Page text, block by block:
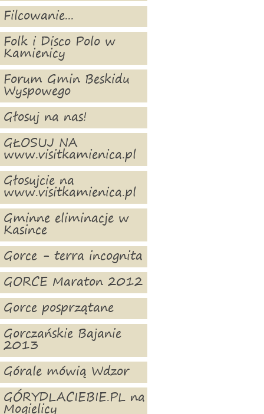
Filcowanie...
Folk i Disco Polo w
Kamienicy
Forum Gmin Beskidu
Wyspowego
Głosuj na nas!
GŁOSUJ NA
www.visitkamienica.pl
Głosujcie na
www.visitkamienica.pl
Gminne eliminacje w
Kasince
Gorce - terra incognita
GORCE Maraton 2012
Gorce posprzątane
Gorczańskie Bajanie
2013
Górale mówią Wdzor
GÓRYDLACIEBIE.PL na
Mogielicy